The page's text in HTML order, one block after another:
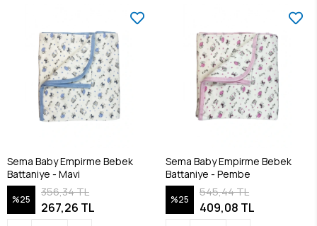
Sema Baby Empirme Bebek
Battaniye - Mavi
%25
356,34 TL
267,26 TL
Sema Baby Empirme Bebek
Battaniye - Pembe
%25
545,44 TL
409,08 TL